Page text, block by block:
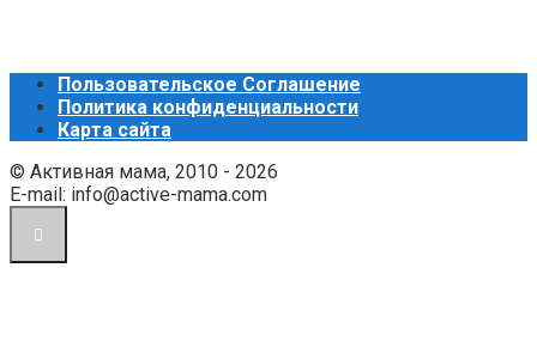
Пользовательское Соглашение
Политика конфиденциальности
Карта сайта
© Активная мама, 2010 - 2026
E-mail: info@active-mama.com